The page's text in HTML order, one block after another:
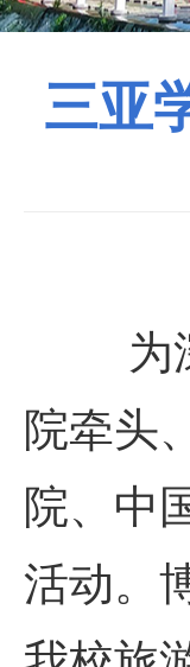
三亚
为深
院牵头
院、中
活动。